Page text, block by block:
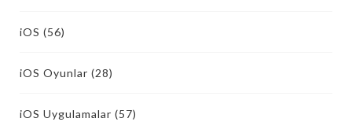
iOS (56)
iOS Oyunlar (28)
iOS Uygulamalar (57)